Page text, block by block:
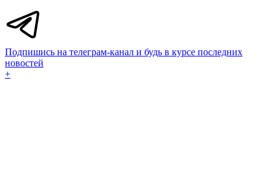
Подпишись на телеграм-канал и будь в курсе последних
новостей
+